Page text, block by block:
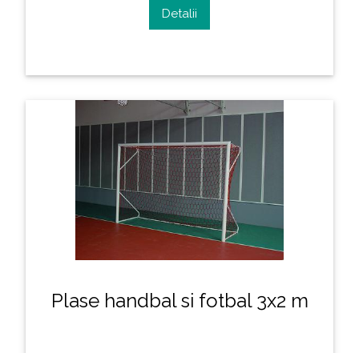
Detalii
Plase handbal si fotbal 3x2 m